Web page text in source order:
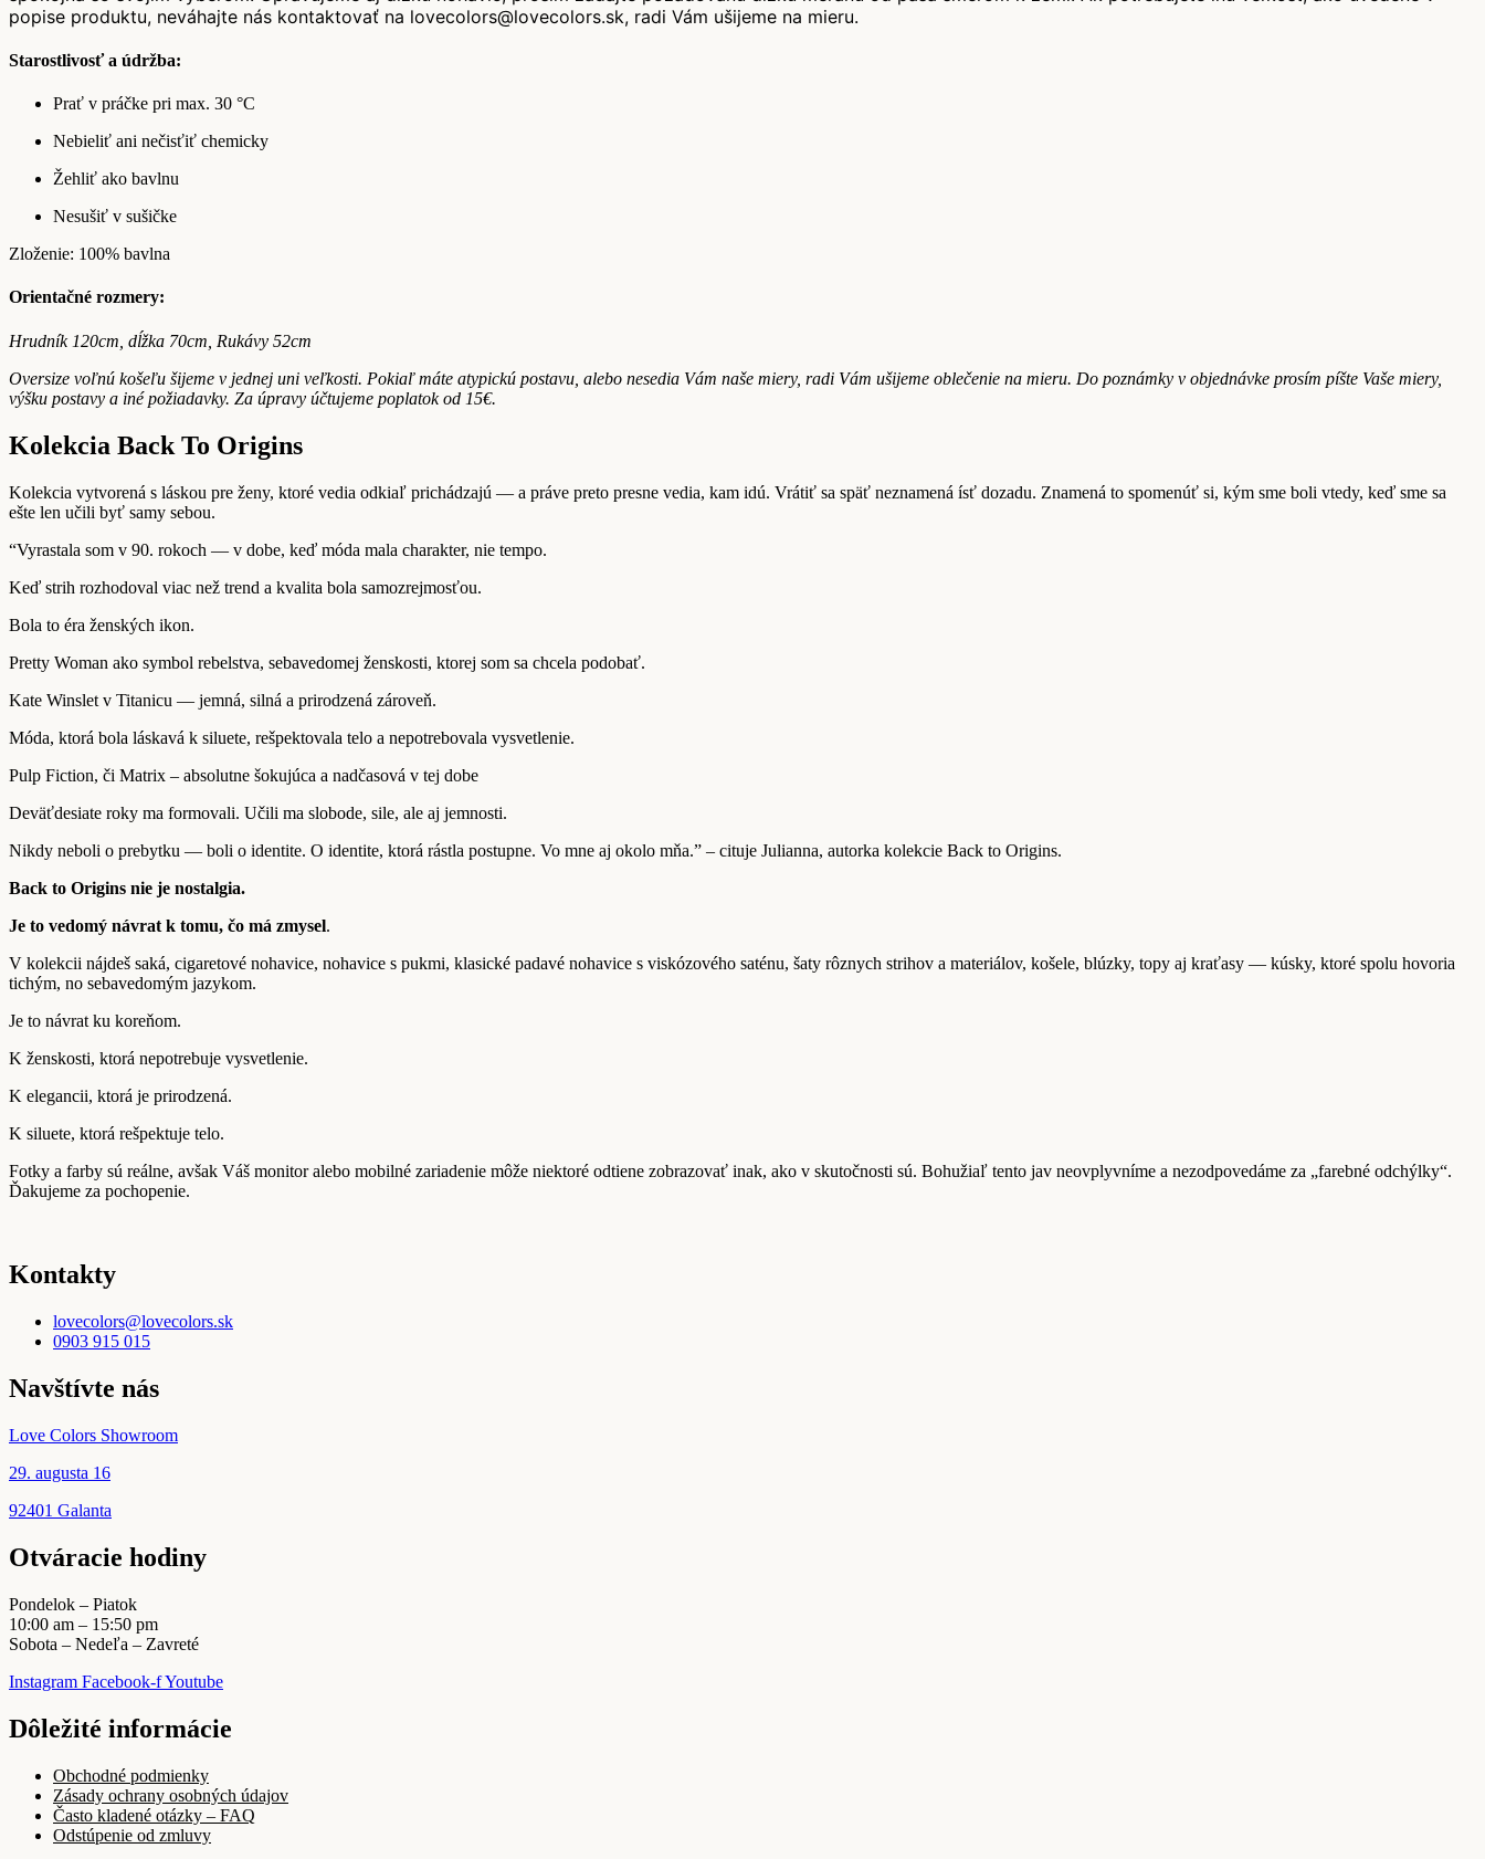
popise produktu, neváhajte nás kontaktovať na lovecolors@lovecolors.sk, radi Vám ušijeme na mieru.
Starostlivosť a údržba:
Prať v práčke pri max. 30 °C
Nebieliť ani nečisťiť chemicky
Žehliť ako bavlnu
Nesušiť v sušičke
Zloženie: 100% bavlna
Orientačné rozmery:
Hrudník 120cm, dĺžka 70cm, Rukávy 52cm
Oversize voľnú košeľu šijeme v jednej uni veľkosti. Pokiaľ máte atypickú postavu, alebo nesedia Vám naše miery, radi Vám ušijeme oblečenie na mieru. Do poznámky v objednávke prosím píšte Vaše miery,
výšku postavy a iné požiadavky. Za úpravy účtujeme poplatok od 15€.
Kolekcia Back To Origins
Kolekcia vytvorená s láskou pre ženy, ktoré vedia odkiaľ prichádzajú — a práve preto presne vedia, kam idú. Vrátiť sa späť neznamená ísť dozadu. Znamená to spomenúť si, kým sme boli vtedy, keď sme sa
ešte len učili byť samy sebou.
“Vyrastala som v 90. rokoch — v dobe, keď móda mala charakter, nie tempo.
Keď strih rozhodoval viac než trend a kvalita bola samozrejmosťou.
Bola to éra ženských ikon.
Pretty Woman ako symbol rebelstva, sebavedomej ženskosti, ktorej som sa chcela podobať.
Kate Winslet v Titanicu — jemná, silná a prirodzená zároveň.
Móda, ktorá bola láskavá k siluete, rešpektovala telo a nepotrebovala vysvetlenie.
Pulp Fiction, či Matrix – absolutne šokujúca a nadčasová v tej dobe
Deväťdesiate roky ma formovali. Učili ma slobode, sile, ale aj jemnosti.
Nikdy neboli o prebytku — boli o identite. O identite, ktorá rástla postupne. Vo mne aj okolo mňa.” – cituje Julianna, autorka kolekcie Back to Origins.
Back to Origins nie je nostalgia.
Je to vedomý návrat k tomu, čo má zmysel.
V kolekcii nájdeš saká, cigaretové nohavice, nohavice s pukmi, klasické padavé nohavice s viskózového saténu, šaty rôznych strihov a materiálov, košele, blúzky, topy aj kraťasy — kúsky, ktoré spolu hovoria
tichým, no sebavedomým jazykom.
Je to návrat ku koreňom.
K ženskosti, ktorá nepotrebuje vysvetlenie.
K elegancii, ktorá je prirodzená.
K siluete, ktorá rešpektuje telo.
Fotky a farby sú reálne, avšak Váš monitor alebo mobilné zariadenie môže niektoré odtiene zobrazovať inak, ako v skutočnosti sú. Bohužiaľ tento jav neovplyvníme a nezodpovedáme za „farebné odchýlky“.
Ďakujeme za pochopenie.
Kontakty
lovecolors@lovecolors.sk
0903 915 015
Navštívte nás
Love Colors Showroom
29. augusta 16
92401 Galanta
Otváracie hodiny
Pondelok – Piatok
10:00 am – 15:50 pm
Sobota – Nedeľa – Zavreté
Instagram Facebook-fYoutube
Dôležité informácie
Obchodné podmienky
Zásady ochrany osobných údajov
Často kladené otázky – FAQ
Odstúpenie od zmluvy